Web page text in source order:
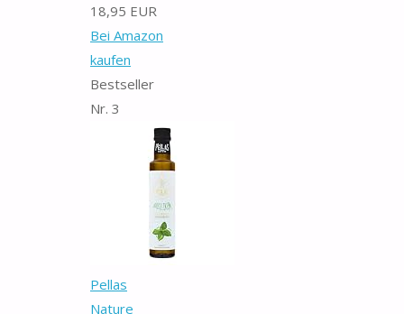
18,95 EUR
Bei Amazon
kaufen
Bestseller
Nr. 3
Pellas
Nature